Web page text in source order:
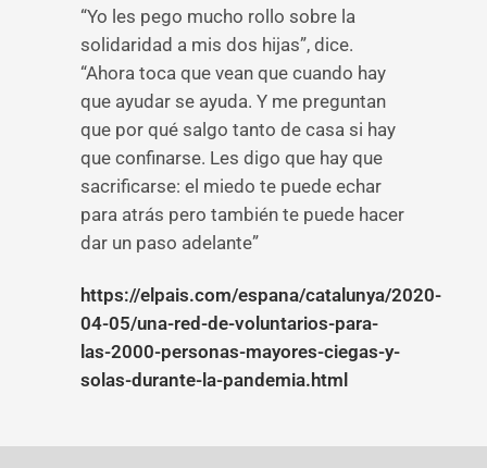
“Yo les pego mucho rollo sobre la
solidaridad a mis dos hijas”, dice.
“Ahora toca que vean que cuando hay
que ayudar se ayuda. Y me preguntan
que por qué salgo tanto de casa si hay
que confinarse. Les digo que hay que
sacrificarse: el miedo te puede echar
para atrás pero también te puede hacer
dar un paso adelante”
https://elpais.com/espana/catalunya/2020-
04-05/una-red-de-voluntarios-para-
las-2000-personas-mayores-ciegas-y-
solas-durante-la-pandemia.html